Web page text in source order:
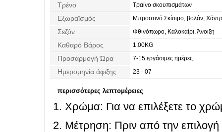
Τρένο Τραίνο σκουπισμάτων
Εξωραϊσμός
Μπροστινό Σκίσιμο, βολάν,
Επιράμματα, Πλαϊνό Ντραπέ
Σεζόν Φθινόπωρο, Καλοκαίρι, Άνοιξη
Καθαρό Βάρος 1.00KG
Προσαρμογή Ώρα 7-15 εργάσιμες ημέρες.
Ημερομηνία άφιξης 23 - 07
περισσότερες λεπτομέρειες
Χρώμα: Για να επιλέξετε το
Μέτρηση: Πριν από την